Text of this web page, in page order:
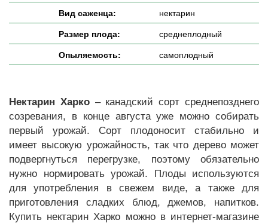
Вид саженца:
нектарин
Размер плода:
среднеплодный
Опыляемость:
самоплодный
Нектарин Харко– канадский сорт среднепозднего
созревания, в конце августа уже можно собирать
первый урожай. Сорт плодоносит стабильно и
имеет высокую урожайность, так что дерево может
подвергнуться перегрузке, поэтому обязательно
нужно нормировать урожай. Плоды используются
для употребления в свежем виде, а также для
приготовления сладких блюд, джемов, напитков.
Купить нектарин Харко можно в интернет-магазине